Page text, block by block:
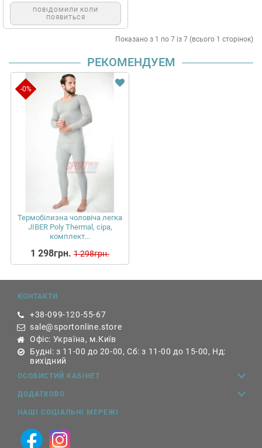
ПОВІДОМИЛИ КОЛИ
ПОЯВИТЬСЯ
Показано з 1 по 7 із 7 (всього 1 сторінок)
РЕКОМЕНДУЕМ
-0%
Термобілизна чоловіча легка
JIBER Poly Thermal, сіра,
комплект...
1 298грн. 1 298грн.
КОНТАКТИ
+38-099-120-55-67
sale@sportonline.store
Офіс: Україна, м.Київ
Будні: з 11-00 до 20-00, Сб: з 11-00 до 15-00, Нд:
вихідний
ОСОБИСТИЙ КАБІНЕТ
ДОДАТКОВО
НАШІ СОЦІАЛЬНІ МЕРЕЖІ